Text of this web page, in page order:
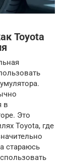
Toyota
в
Это
Toyota, где
стараюсь